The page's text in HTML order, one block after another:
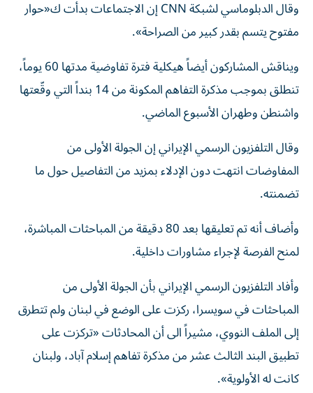
وقال الدبلوماسي لشبكة CNN إن الاجتماعات بدأت ك«حوار
مفتوح يتسم بقدر كبير من الصراحة».
ويناقش المشاركون أيضاً هيكلية فترة تفاوضية مدتها 60 يوماً،
تنطلق بموجب مذكرة التفاهم المكونة من 14 بنداً التي وقّعتها
واشنطن وطهران الأسبوع الماضي.
وقال التلفزيون الرسمي الإيراني إن الجولة الأولى من
المفاوضات انتهت دون الإدلاء بمزيد من التفاصيل حول ما
تضمنته.
وأضاف أنه تم تعليقها بعد 80 دقيقة من المباحثات المباشرة،
لمنح الفرصة لإجراء مشاورات داخلية.
وأفاد التلفزيون الرسمي الإيراني بأن الجولة الأولى من
المباحثات في سويسرا، ركزت على الوضع في لبنان ولم تتطرق
إلى الملف النووي، مشيراً الى أن المحادثات «تركزت على
تطبيق البند الثالث عشر من مذكرة تفاهم إسلام آباد، ولبنان
كانت له الأولوية».